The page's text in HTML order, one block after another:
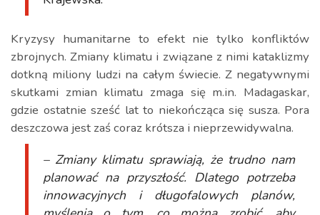
Kryzysy humanitarne to efekt nie tylko konfliktów
zbrojnych. Zmiany klimatu i związane z nimi kataklizmy
dotkną miliony ludzi na całym świecie. Z negatywnymi
skutkami zmian klimatu zmaga się m.in. Madagaskar,
gdzie ostatnie sześć lat to niekończąca się susza. Pora
deszczowa jest zaś coraz krótsza i nieprzewidywalna.
– Zmiany klimatu sprawiają, że trudno nam
planować na przyszłość. Dlatego potrzeba
innowacyjnych i długofalowych planów,